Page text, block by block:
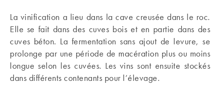
La vinification a lieu dans la cave creusée dans le roc.
Elle se fait dans des cuves bois et en partie dans des
cuves béton. La fermentation sans ajout de levure, se
prolonge par une période de macération plus ou moins
longue selon les cuvées. Les vins sont ensuite stockés
dans différents contenants pour l’élevage.